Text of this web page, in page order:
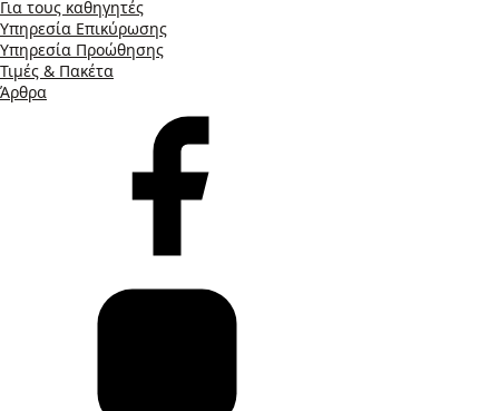
Για τους καθηγητές
Υπηρεσία Επικύρωσης
Υπηρεσία Προώθησης
Τιμές & Πακέτα
Άρθρα